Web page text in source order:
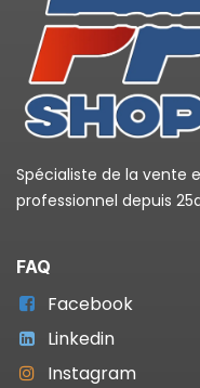
Spécialiste de la vente
professionnel depuis
FAQ
Facebook
Linkedin
Instagram